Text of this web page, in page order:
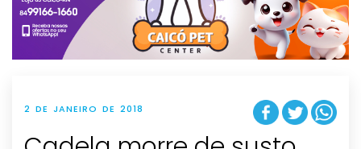
t
i
o
n
2 DE JANEIRO DE 2018